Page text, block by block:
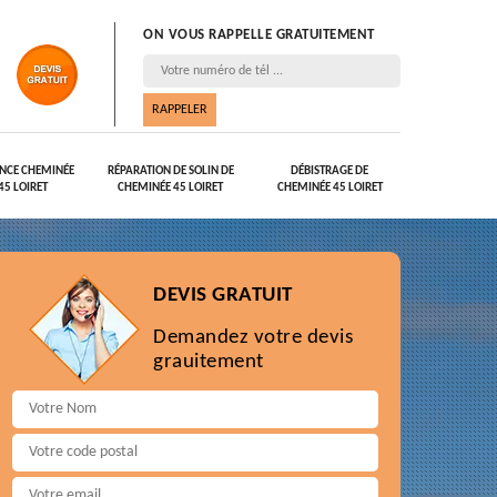
ON VOUS RAPPELLE GRATUITEMENT
CHEMINÉE
LOIRET
RÉPARATION DE SOLIN DE
CHEMINÉE 45 LOIRET
DÉBISTRAGE DE
CHEMINÉE 45 LOIRET
DEVIS GRATUIT
Demandez votre devis
grauitement